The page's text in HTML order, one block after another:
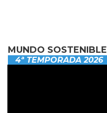
MUNDO SOSTENIBLE
4ª TEMPORADA 2026